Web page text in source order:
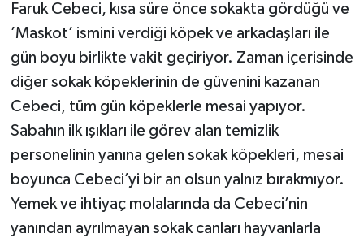
Faruk Cebeci, kısa süre önce sokakta gördüğü ve
’Maskot’ ismini verdiği köpek ve arkadaşları ile
gün boyu birlikte vakit geçiriyor. Zaman içerisinde
diğer sokak köpeklerinin de güvenini kazanan
Cebeci, tüm gün köpeklerle mesai yapıyor.
Sabahın ilk ışıkları ile görev alan temizlik
personelinin yanına gelen sokak köpekleri, mesai
boyunca Cebeci’yi bir an olsun yalnız bırakmıyor.
Yemek ve ihtiyaç molalarında da Cebeci’nin
yanından ayrılmayan sokak canları hayvanlarla